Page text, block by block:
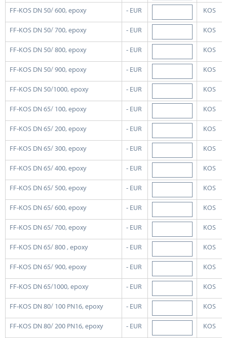
FF-KOS DN 50/ 600, epoxy - EUR KOS
FF-KOS DN 50/ 700, epoxy - EUR KOS
FF-KOS DN 50/ 800, epoxy - EUR KOS
FF-KOS DN 50/ 900, epoxy - EUR KOS
FF-KOS DN 50/1000, epoxy - EUR KOS
FF-KOS DN 65/ 100, epoxy - EUR KOS
FF-KOS DN 65/ 200, epoxy - EUR KOS
FF-KOS DN 65/ 300, epoxy - EUR KOS
FF-KOS DN 65/ 400, epoxy - EUR KOS
FF-KOS DN 65/ 500, epoxy - EUR KOS
FF-KOS DN 65/ 600, epoxy - EUR KOS
FF-KOS DN 65/ 700, epoxy - EUR KOS
FF-KOS DN 65/ 800 , epoxy - EUR KOS
FF-KOS DN 65/ 900, epoxy - EUR KOS
FF-KOS DN 65/1000, epoxy - EUR KOS
FF-KOS DN 80/ 100 PN16, epoxy - EUR KOS
FF-KOS DN 80/ 200 PN16, epoxy - EUR KOS